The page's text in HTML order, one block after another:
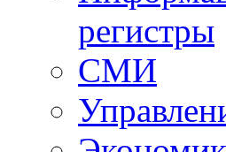
регистры
СМИ